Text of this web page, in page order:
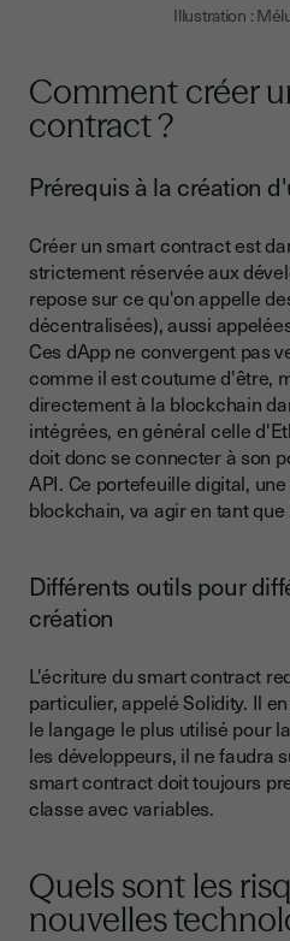
Illustration :
Comment créer
contract ?
Prérequis à la création
Créer un smart contract est
strictement réservée aux
repose sur ce qu'on appelle
décentralisées), aussi
Ces dApp ne convergent pas
comme il est coutume d'être,
directement à la blockchain
intégrées, en général celle
doit donc se connecter à son
API. Ce portefeuille digital,
blockchain, va agir en tant
Différents outils pour
création
L'écriture du smart contract
particulier, appelé Solidity. Il
le langage le plus utilisé pour
les développeurs, il ne faudra
smart contract doit toujours
classe avec variables.
Quels sont les
nouvelles